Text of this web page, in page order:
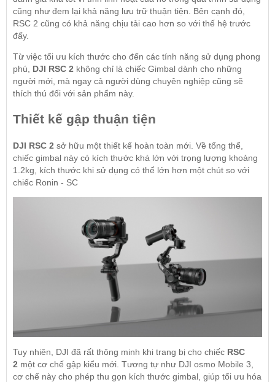
cũng như đem lại khả năng lưu trữ thuận tiện. Bên cạnh đó,
RSC 2 cũng có khả năng chịu tải cao hơn so với thế hệ trước
đấy.
Từ việc tối ưu kích thước cho đến các tính năng sử dụng phong
phú, DJI RSC 2 không chỉ là chiếc Gimbal dành cho những
người mới, mà ngay cả người dùng chuyên nghiệp cũng sẽ
thích thú đối với sản phẩm này.
Thiết kế gập thuận tiện
DJI RSC 2 sở hữu một thiết kế hoàn toàn mới. Về tổng thể,
chiếc gimbal này có kích thước khá lớn với trọng lượng khoảng
1.2kg, kích thước khi sử dụng có thể lớn hơn một chút so với
chiếc Ronin - SC
Tuy nhiên, DJI đã rất thông minh khi trang bị cho chiếc RSC
2 một cơ chế gập kiểu mới. Tương tự như DJI osmo Mobile 3,
cơ chế này cho phép thu gọn kích thước gimbal, giúp tối ưu hóa